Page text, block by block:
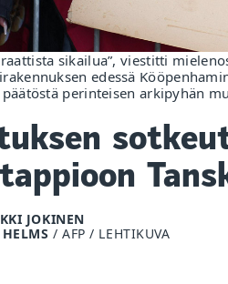
sikailua”, viestitti
edessä
perinteisen arkipyhän
JOKINEN
/ AFP / LEHTIKUVA